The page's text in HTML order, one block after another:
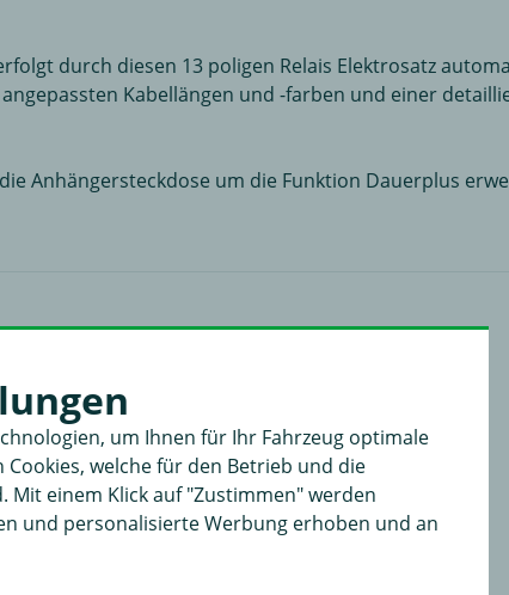
durch diesen 13 poligen Relais Elektrosatz
Kabellängen und -farben und einer
Anhängersteckdose um die Funktion Dauerplus
spezifisch (2)
um Ihnen für Ihr Fahrzeug optimale
welche für den Betrieb und die
einem Klick auf "Zustimmen" werden
und personalisierte Werbung erhoben und an